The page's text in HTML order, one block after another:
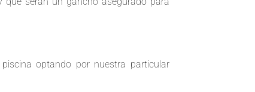
optando por nuestra particular